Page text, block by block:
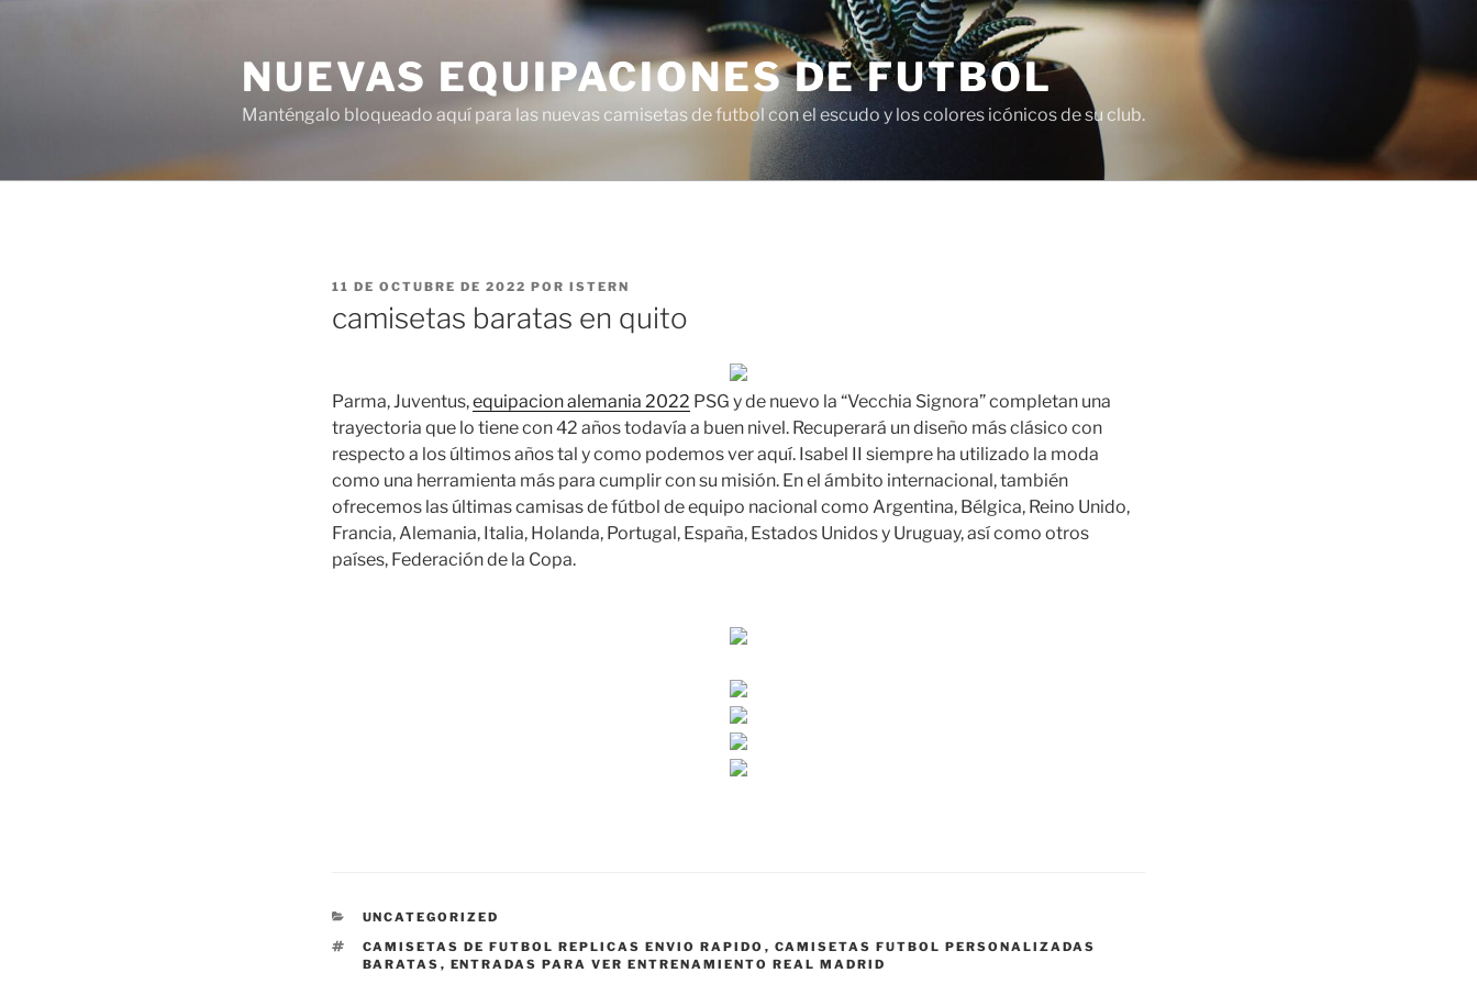
NUEVAS EQUIPACIONES DE FUTBOL
Manténgalo bloqueado aquí para las nuevas camisetas de futbol con el escudo y los colores icónicos de su club.
PUBLICADO
11 DE OCTUBRE DE 2022 POR ISTERN
camisetas baratas en quito
Parma, Juventus,equipacion alemania 2022 PSG y de nuevo la “Vecchia Signora” completan una
trayectoria que lo tiene con 42 años todavía a buen nivel. Recuperará un diseño más clásico con
respecto a los últimos años tal y como podemos ver aquí. Isabel II siempre ha utilizado la moda
como una herramienta más para cumplir con su misión. En el ámbito internacional, también
ofrecemos las últimas camisas de fútbol de equipo nacional como Argentina, Bélgica, Reino Unido,
Francia, Alemania, Italia, Holanda, Portugal, España, Estados Unidos y Uruguay, así como otros
países, Federación de la Copa.
CATEGORÍAS
UNCATEGORIZED
ETIQUETAS
CAMISETAS DE FUTBOL REPLICAS ENVIO RAPIDO , CAMISETAS FUTBOL PERSONALIZADAS
BARATAS , ENTRADAS PARA VER ENTRENAMIENTO REAL MADRID